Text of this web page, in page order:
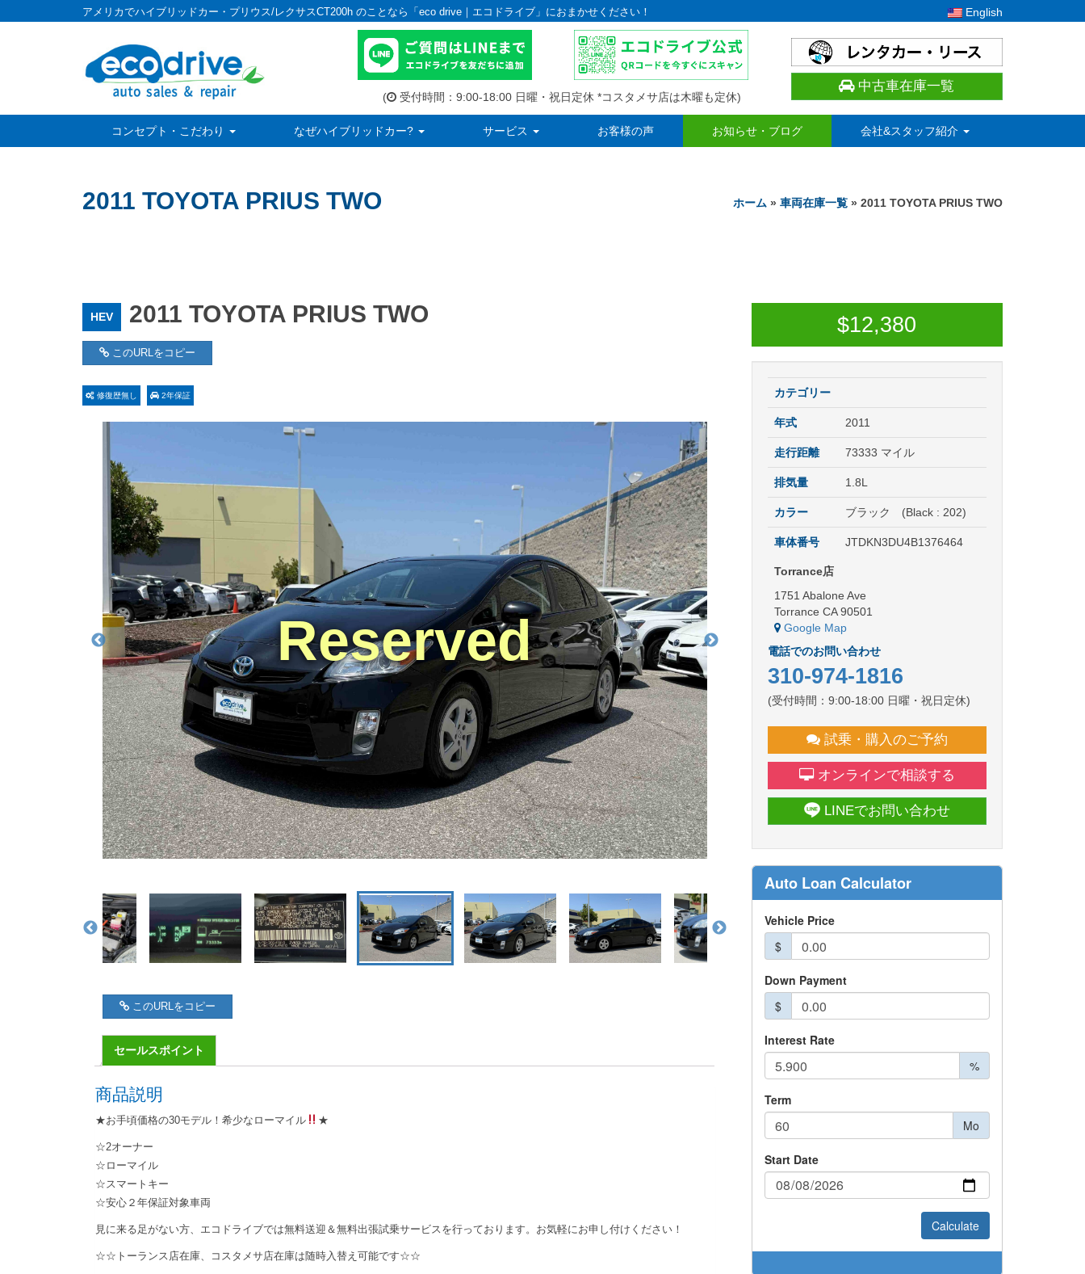
アメリカでハイブリッドカー・プリウス/レクサスCT200h のことなら「eco drive｜エコドライブ」におまかせください！ English
( 受付時間：9:00-18:00 日曜・祝日定休 *コスタメサ店は木曜も定休)
中古車在庫一覧
コンセプト・こだわり なぜハイブリッドカー? サービス お客様の声 お知らせ・ブログ 会社&スタッフ紹介
2011 TOYOTA PRIUS TWO ホーム » 車両在庫一覧 » 2011 TOYOTA PRIUS TWO
HEV 2011 TOYOTA PRIUS TWO
このURLをコピー
修復歴無し 2年保証
Reserved
このURLをコピー
セールスポイント
商品説明
★お手頃価格の30モデル！希少なローマイル ★
☆2オーナー
☆ローマイル
☆スマートキー
☆安心２年保証対象車両
見に来る足がない方、エコドライブでは無料送迎＆無料出張試乗サービスを行っております。お気軽にお申し付けください！
☆☆トーランス店在庫、コスタメサ店在庫は随時入替え可能です☆☆
$12,380
カテゴリー
年式 2011
走行距離 73333 マイル
排気量 1.8L
カラー ブラック (Black : 202)
車体番号 JTDKN3DU4B1376464
Torrance店
1751 Abalone Ave
Torrance CA 90501
Google Map
電話でのお問い合わせ
310-974-1816
(受付時間：9:00-18:00 日曜・祝日定休)
試乗・購入のご予約
オンラインで相談する
LINEでお問い合わせ